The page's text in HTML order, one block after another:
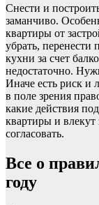
Снести и
заманчиво.
квартиры от
убрать, перенести
кухни за счет
недостаточно.
Иначе есть риск и
в поле зрения
какие действия
квартиры и влекут
согласовать.
Все о
году